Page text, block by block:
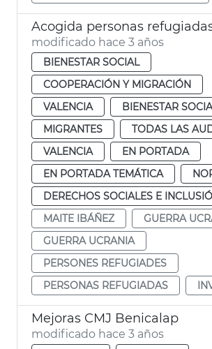
Acogida personas
modificado hace 3 años
BIENESTAR SOCIAL
COOPERACIÓN Y MIGRACIÓN
VALENCIA
BIENESTAR
MIGRANTES
TODAS LAS
VALENCIA
EN PORTADA
EN PORTADA TEMÁTICA
DERECHOS SOCIALES E
MAITE IBÁÑEZ
GUERRA
GUERRA UCRANIA
PERSONES REFUGIADES
PERSONAS REFUGIADAS
Mejoras CMJ Benicalap
modificado hace 3 años